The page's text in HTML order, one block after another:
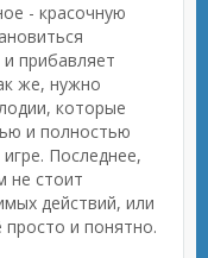
- красочную
прибавляет
же, нужно
которые
и полностью
Последнее,
не стоит
действий, или
просто и понятно.